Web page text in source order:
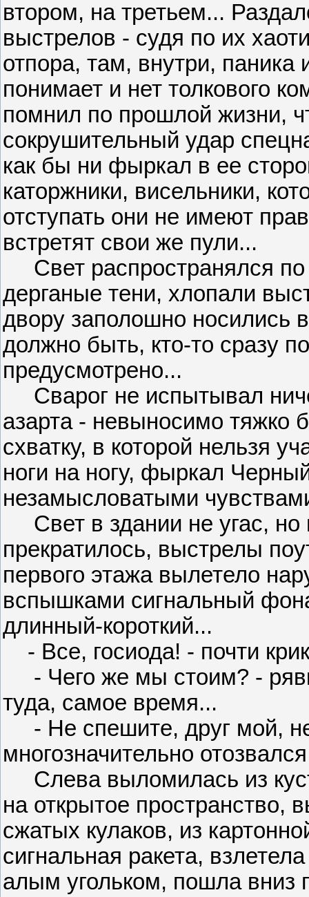
втором, на третьем...
выстрелов - судя по их
отпора, там, внутри, паника
понимает и нет толкового
помнил по прошлой жизни,
сокрушительный удар
как бы ни фыркал в ее
каторжники, висельники,
отступать они не имеют
встретят свои же пули...
Свет распространялся
дерганые тени, хлопали
двору заполошно
должно быть, кто-то сразу
предусмотрено...
Сварог не испытывал
азарта - невыносимо тяжко
схватку, в которой нельзя
ноги на ногу, фыркал
незамысловатыми
Свет в здании не угас, но
прекратилось, выстрелы
первого этажа вылетело
вспышками сигнальный
длинный-короткий...
- Все, госиода! - почти
- Чего же мы стоим? -
туда, самое время...
- Не спешите, друг мой,
многозначительно
Слева выломилась из
на открытое пространство,
сжатых кулаков, из
сигнальная ракета,
алым угольком, пошла вниз